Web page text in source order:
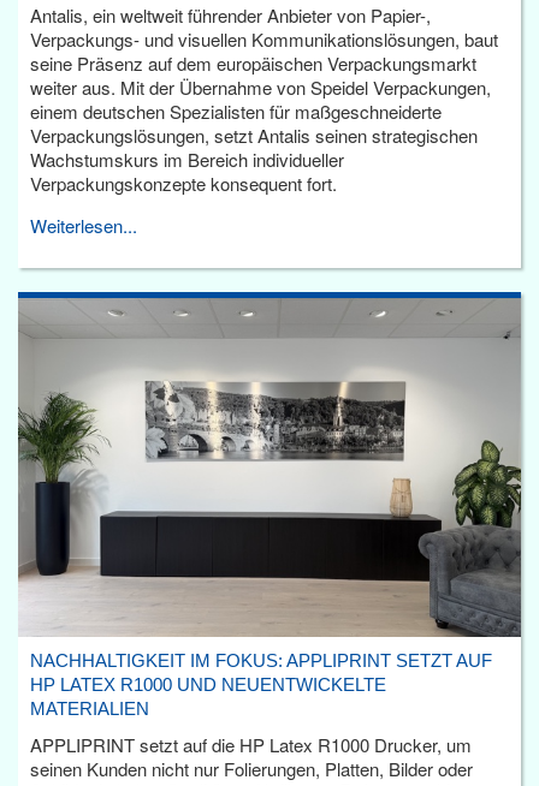
Antalis, ein weltweit führender Anbieter von Papier-,
Verpackungs- und visuellen Kommunikationslösungen, baut
seine Präsenz auf dem europäischen Verpackungsmarkt
weiter aus. Mit der Übernahme von Speidel Verpackungen,
einem deutschen Spezialisten für maßgeschneiderte
Verpackungslösungen, setzt Antalis seinen strategischen
Wachstumskurs im Bereich individueller
Verpackungskonzepte konsequent fort.
Weiterlesen...
NACHHALTIGKEIT IM FOKUS: APPLIPRINT SETZT AUF
HP LATEX R1000 UND NEUENTWICKELTE
MATERIALIEN
APPLIPRINT setzt auf die HP Latex R1000 Drucker, um
seinen Kunden nicht nur Folierungen, Platten, Bilder oder